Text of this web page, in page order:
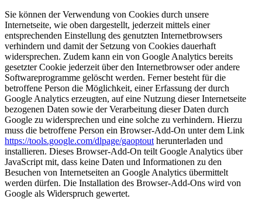
Sie können der Verwendung von Cookies durch unsere
Internetseite, wie oben dargestellt, jederzeit mittels einer
entsprechenden Einstellung des genutzten Internetbrowsers
verhindern und damit der Setzung von Cookies dauerhaft
widersprechen. Zudem kann ein von Google Analytics bereits
gesetzter Cookie jederzeit über den Internetbrowser oder andere
Softwareprogramme gelöscht werden. Ferner besteht für die
betroffene Person die Möglichkeit, einer Erfassung der durch
Google Analytics erzeugten, auf eine Nutzung dieser Internetseite
bezogenen Daten sowie der Verarbeitung dieser Daten durch
Google zu widersprechen und eine solche zu verhindern. Hierzu
muss die betroffene Person ein Browser-Add-On unter dem Link
https://tools.google.com/dlpage/gaoptout herunterladen und
installieren. Dieses Browser-Add-On teilt Google Analytics über
JavaScript mit, dass keine Daten und Informationen zu den
Besuchen von Internetseiten an Google Analytics übermittelt
werden dürfen. Die Installation des Browser-Add-Ons wird von
Google als Widerspruch gewertet.